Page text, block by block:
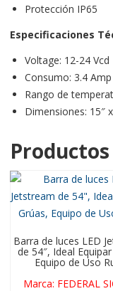
Protección IP65
Especificaciones
Voltage: 12-24 Vcd
Consumo: 3.4 Amp
Rango de
Dimensiones: 15″
Barra de luces LED
de 54″, Ideal
Equipo de Uso
Marca: FEDERAL